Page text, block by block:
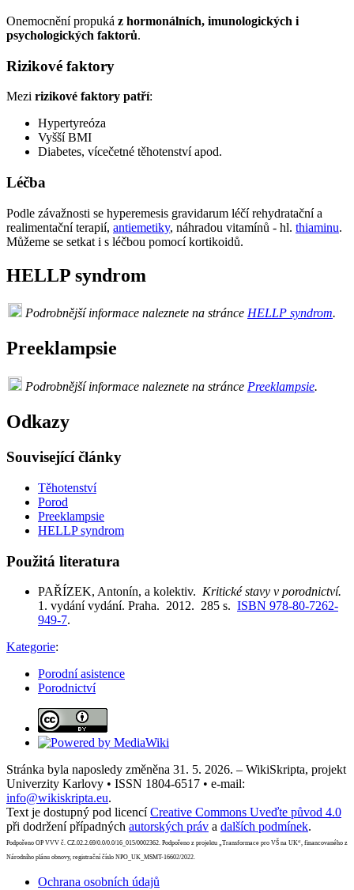
Onemocnění propuká z hormonálních, imunologických i
psychologických faktorů.
Rizikové faktory
Mezi rizikové faktory patří:
Hypertyreóza
Vyšší BMI
Diabetes, vícečetné těhotenství apod.
Léčba
Podle závažnosti se hyperemesis gravidarum léčí rehydratační a
realimentační terapií, antiemetiky, náhradou vitamínů - hl. thiaminu.
Můžeme se setkat i s léčbou pomocí kortikoidů.
HELLP syndrom
Podrobnější informace naleznete na stránce HELLP syndrom.
Preeklampsie
Podrobnější informace naleznete na stránce Preeklampsie.
Odkazy
Související články
Těhotenství
Porod
Preeklampsie
HELLP syndrom
Použitá literatura
PAŘÍZEK, Antonín, a kolektiv. Kritické stavy v porodnictví.
1. vydání vydání. Praha. 2012. 285 s. ISBN 978-80-7262-
949-7.
Kategorie:
Porodní asistence
Porodnictví
Stránka byla naposledy změněna 31. 5. 2026. – WikiSkripta, projekt
Univerzity Karlovy • ISSN 1804-6517 • e-mail:
info@wikiskripta.eu.
Text je dostupný pod licencíCreative Commons Uveďte původ 4.0
při dodržení případných autorských práv a dalších podmínek.
Podpořeno OP VVV č. CZ.02.2.69/0.0/0.0/16_015/0002362. Podpořeno z projektu „Transformace pro VŠ na UK“, financovaného z
Národního plánu obnovy, registrační číslo NPO_UK_MSMT-16602/2022.
Ochrana osobních údajů